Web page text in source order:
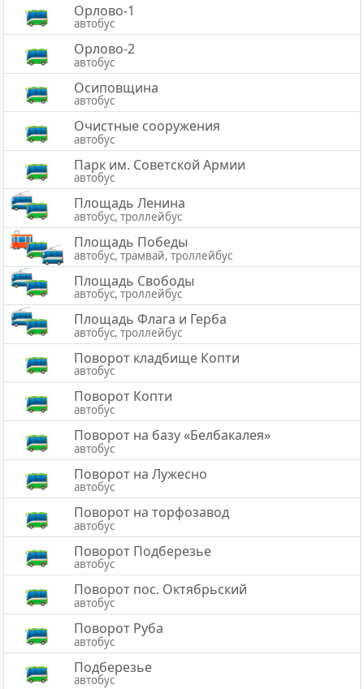
Орлово-1
автобус
Орлово-2
автобус
Осиповщина
автобус
Очистные сооружения
автобус
Парк им. Советской Армии
автобус
Площадь Ленина
автобус, троллейбус
Площадь Победы
автобус, трамвай, троллейбус
Площадь Свободы
автобус, троллейбус
Площадь Флага и Герба
автобус, троллейбус
Поворот кладбище Копти
автобус
Поворот Копти
автобус
Поворот на базу «Белбакалея»
автобус
Поворот на Лужесно
автобус
Поворот на торфозавод
автобус
Поворот Подберезье
автобус
Поворот пос. Октябрьский
автобус
Поворот Руба
автобус
Подберезье
автобус